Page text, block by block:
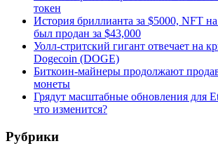
токен
История бриллианта за $5000, NFT
был продан за $43,000
Уолл-стритский гигант отвечает на
Dogecoin (DOGE)
Биткоин-майнеры продолжают
монеты
Грядут масштабные обновления для
что изменится?
Рубрики